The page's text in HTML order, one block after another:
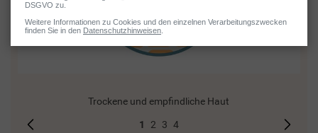
Trockene und empfindliche Haut
1 2 3 4